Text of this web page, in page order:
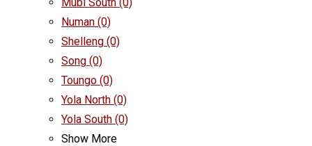
Numan (0)
Shelleng (0)
Song (0)
Toungo (0)
Yola North (0)
Yola South (0)
Show More